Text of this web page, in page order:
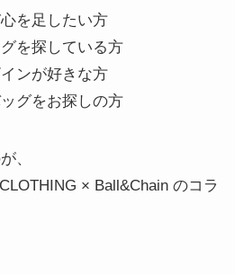
を足したい方
を探している方
グをお探しの方
、